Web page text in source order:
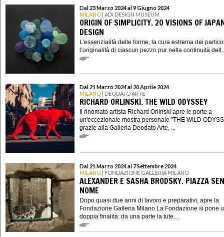
Dal 23 Marzo 2024 al 9 Giugno 2024
MILANO | ADI DESIGN MUSEUM
ORIGIN OF SIMPLICITY. 20 VISIONS OF
DESIGN
L’essenzialità delle forme, la cura estrema dei
l’originalità di ciascun pezzo pur nella continuità
Dal 21 Marzo 2024 al 20 Aprile 2024
MILANO | DEODATO ARTE
RICHARD ORLINSKI. THE WILD ODYSSEY
Il rinomato artista Richard Orlinski apre le porte a
un'eccezionale mostra personale "THE WILD
grazie alla Galleria Deodato Arte, ...
Dal 21 Marzo 2024 al 7 Settembre 2024
MILANO | FONDAZIONE GALLERIA MILANO
ALEXANDER E SASHA BRODSKY. PIAZZA
NOME
Dopo quasi due anni di lavoro e preparativi, apre la
Fondazione Galleria Milano.La Fondazione si pone
doppia finalità: da una parte la tute...